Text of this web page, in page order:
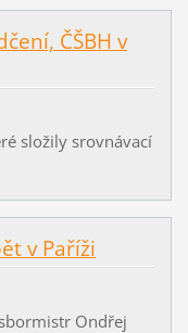
ČŠBH v
složily srovnávací
v Paříži
Ondřej